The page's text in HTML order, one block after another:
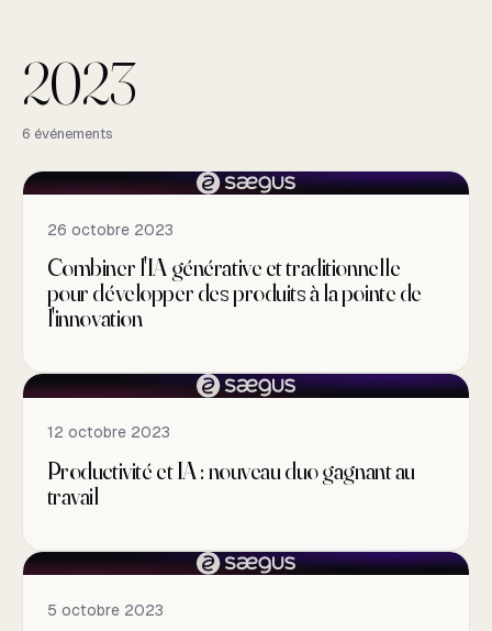
2023
2023
6 événements
26 octobre 2023
Combiner l'IA générative et traditionnelle
pour développer des produits à la pointe de
l'innovation
12 octobre 2023
Productivité et IA : nouveau duo gagnant au
travail
5 octobre 2023